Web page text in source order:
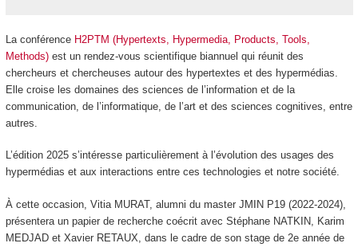
La conférence H2PTM (Hypertexts, Hypermedia, Products, Tools,
Methods)est un rendez-vous scientifique biannuel qui réunit des
chercheurs et chercheuses autour des hypertextes et des hypermédias.
Elle croise les domaines des sciences de l’information et de la
communication, de l’informatique, de l’art et des sciences cognitives, entre
autres.
L’édition 2025 s’intéresse particulièrement à l’évolution des usages des
hypermédias et aux interactions entre ces technologies et notre société.
À cette occasion, Vitia MURAT, alumni du master JMIN P19 (2022-2024),
présentera un papier de recherche coécrit avec Stéphane NATKIN, Karim
MEDJAD et Xavier RETAUX, dans le cadre de son stage de 2e année de